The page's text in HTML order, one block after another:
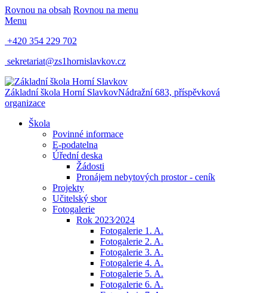
Rovnou na obsah Rovnou na menu
Menu
+420 354 229 702
sekretariat@zs1hornislavkov.cz
Základní škola Horní SlavkovNádražní 683, příspěvková
organizace
Škola
Povinné informace
E-podatelna
Úřední deska
Žádosti
Pronájem nebytových prostor - ceník
Projekty
Učitelský sbor
Fotogalerie
Rok 2023⁄2024
Fotogalerie 1. A.
Fotogalerie 2. A.
Fotogalerie 3. A.
Fotogalerie 4. A.
Fotogalerie 5. A.
Fotogalerie 6. A.